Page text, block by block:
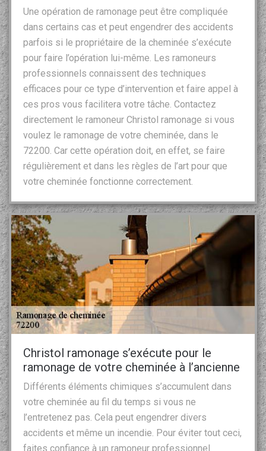
Une opération de ramonage peut être compliquée
dans certains cas et peut engendrer des accidents
parfois si le propriétaire de la cheminée s’exécute
pour faire l’opération lui-même. Les ramoneurs
professionnels connaissent des techniques
efficaces pour ce type d’intervention et faire appel à
ces pros vous facilitera votre tâche. Contactez
directement le ramoneur Christol ramonage si vous
voulez le ramonage de votre cheminée, dans le
72200. Car cette opération doit, en effet, se faire
régulièrement et dans les règles de l’art pour que
votre cheminée fonctionne correctement.
Christol ramonage s’exécute pour le
ramonage de votre cheminée à l’ancienne
Différents éléments chimiques s’accumulent dans
votre cheminée au fil du temps si vous ne
l’entretenez pas. Cela peut engendrer divers
accidents et même un incendie. Pour éviter tout ceci,
faites confiance à un ramoneur professionnel